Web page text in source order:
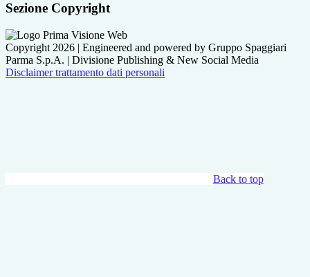
Sezione Copyright
Copyright 2026 | Engineered and powered by Gruppo Spaggiari
Parma S.p.A. | Divisione Publishing & New Social Media
Disclaimer trattamento dati personali
Back to top